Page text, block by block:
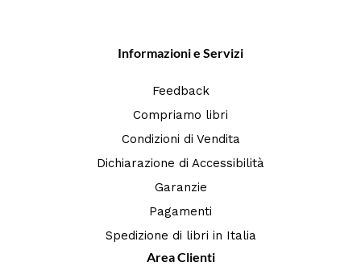
Informazioni e Servizi
Feedback
Compriamo libri
Condizioni di Vendita
Dichiarazione di Accessibilità
Garanzie
Pagamenti
Spedizione di libri in Italia
Area Clienti